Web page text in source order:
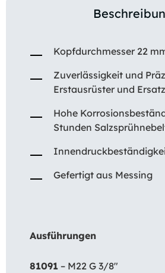
Kopfdurchmesser 22
Zuverlässigkeit und
Erstausrüster und
Hohe
Stunden
Gefertigt aus Messing
Ausführungen
81091 – M22 G 3/8″